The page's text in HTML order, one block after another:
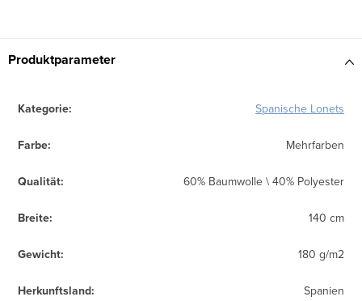
Produktparameter
Kategorie: Spanische Lonets
Farbe: Mehrfarben
Qualität: 60% Baumwolle \ 40% Polyester
Breite: 140 cm
Gewicht: 180 g/m2
Herkunftsland: Spanien